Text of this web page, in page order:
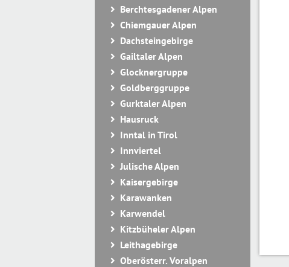
Berchtesgadener Alpen
Chiemgauer Alpen
Dachsteingebirge
Gailtaler Alpen
Glocknergruppe
Goldberggruppe
Gurktaler Alpen
Hausruck
Inntal in Tirol
Innviertel
Julische Alpen
Kaisergebirge
Karawanken
Karwendel
Kitzbüheler Alpen
Leithagebirge
Oberösterr. Voralpen